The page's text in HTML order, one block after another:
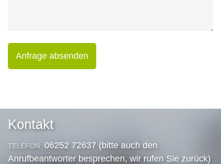
Anfrage absenden
Kontakt
TELEFON: 06252 72637 (bitte auch den
Anrufbeantworter besprechen, wir rufen Sie zurück)